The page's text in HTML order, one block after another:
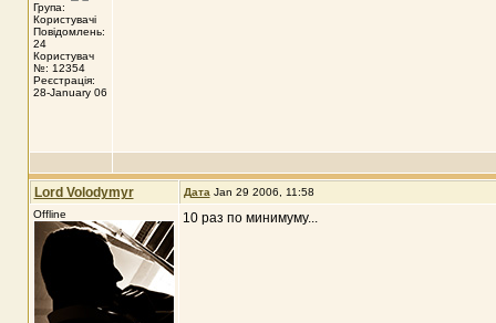
Група:
Користувачі
Повідомлень:
24
Користувач
№: 12354
Реєстрація:
28-January 06
Lord Volodymyr Дата Jan 29 2006, 11:58
Offline
10 раз по минимуму...